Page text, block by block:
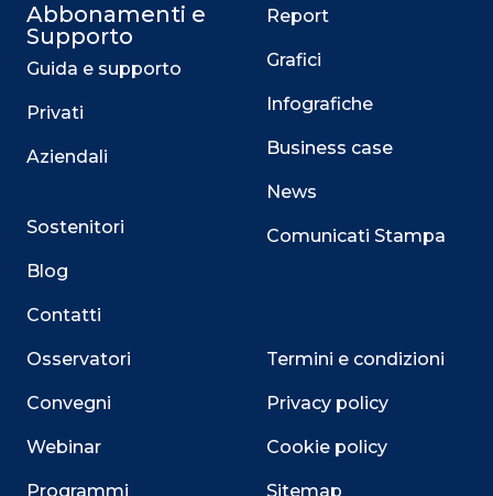
Abbonamenti e
Supporto
Guida e supporto
Privati
Aziendali
Sostenitori
Blog
Contatti
Osservatori
Convegni
Webinar
Programmi
Report
Grafici
Infografiche
Business case
News
Comunicati Stampa
Termini e condizioni
Privacy policy
Cookie policy
Sitemap